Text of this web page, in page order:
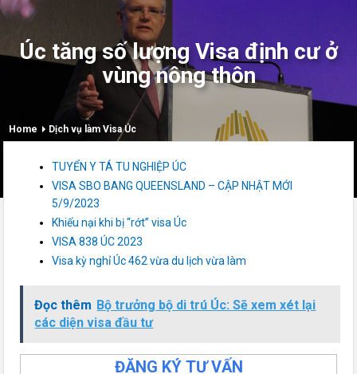
Úc tăng số lượng Visa định cư ở
vùng nông thôn
Home Dịch vụ làm Visa Úc
TUYỂN Y TÁ TU NGHIỆP ÚC
VISA SBO BANG QUEENSLAND – CẬP NHẬT MỚI
5/9/2023
Khiếu nại khi bị “rớt” visa Úc
VISA 838 ÚC 2023
Visa kỳ nghỉ Úc 462 vừa du lịch vừa làm
Đọc thêm Bộ trưởng bộ di trú Úc: Sẽ xem xét lại
các diện visa đầu tư
ĐĂNG KÝ TƯ VẤN